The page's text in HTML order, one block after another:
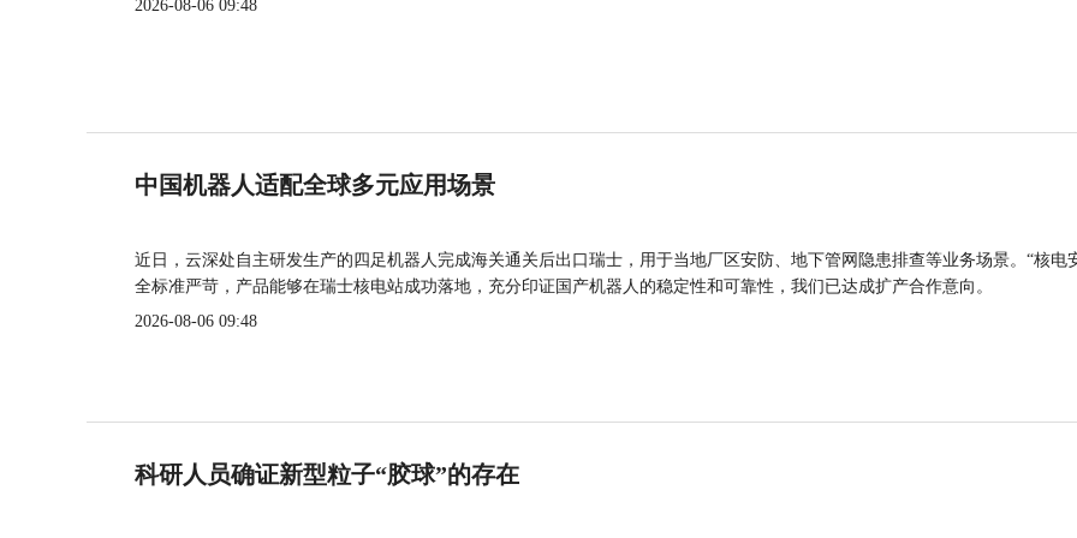
2026-08-06 09:48
中国机器人适配全球多元应用场景
近日，云深处自主研发生产的四足机器人完成海关通关后出口瑞士，用于当地厂区安防、地下管网隐患排查等业务场景。“核电
全标准严苛，产品能够在瑞士核电站成功落地，充分印证国产机器人的稳定性和可靠性，我们已达成扩产合作意向。
2026-08-06 09:48
科研人员确证新型粒子“胶球”的存在